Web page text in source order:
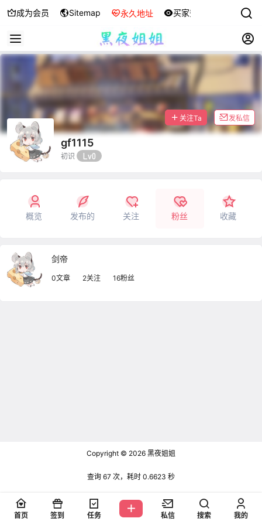
成为会员 Sitemap 永久地址 买家秀
gf1115
初识 Lv0
关注Ta 发私信
概览 发布的 关注 粉丝 收藏
剑帝
0文章 2关注 16粉丝
Copyright © 2026 黑夜姐姐
查询 67 次，耗时 0.6623 秒
首页 签到 任务 私信 搜索 我的